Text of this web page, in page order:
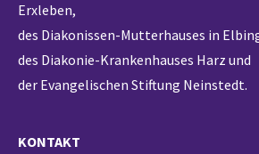
Erxleben,
des Diakonissen-Mutterhauses in
des Diakonie-Krankenhauses Harz und
der Evangelischen Stiftung Neinstedt.
KONTAKT